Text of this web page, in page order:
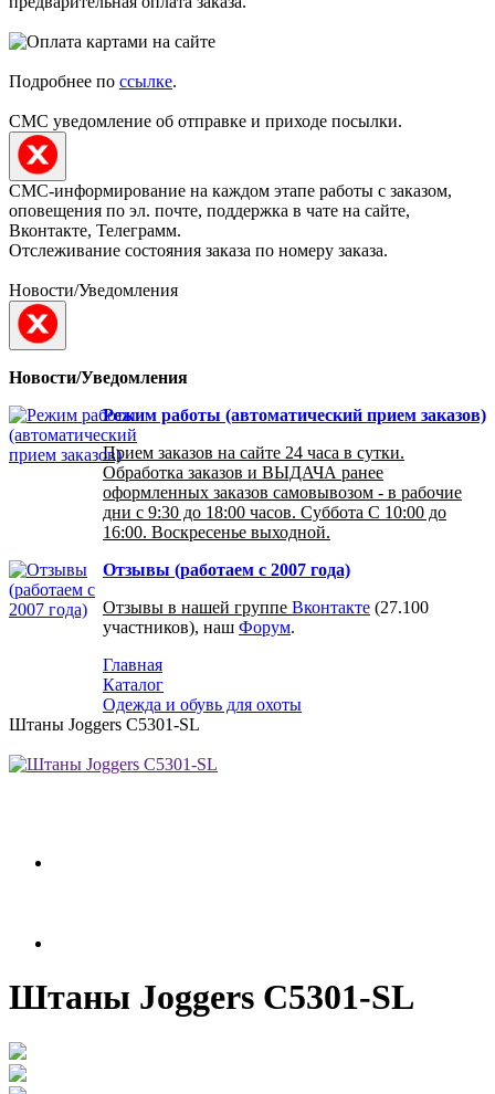
Подробнее по ссылке.
СМС уведомление об отправке и приходе посылки.
СМС-информирование на каждом этапе работы с заказом,
оповещения по эл. почте, поддержка в чате на сайте,
Вконтакте, Телеграмм.
Отслеживание состояния заказа по номеру заказа.
Новости/Уведомления
Новости/Уведомления
Режим работы (автоматический прием заказов)
Прием заказов на сайте 24 часа в сутки.
Обработка заказов и ВЫДАЧА ранее
оформленных заказов самовывозом - в рабочие
дни с 9:30 до 18:00 часов. Суббота С 10:00 до
16:00. Воскресенье выходной.
Отзывы (работаем с 2007 года)
Отзывы в нашей группе Вконтакте (27.100
участников), наш Форум.
Главная
Каталог
Одежда и обувь для охоты
Штаны Joggers C5301-SL
Штаны Joggers C5301-SL